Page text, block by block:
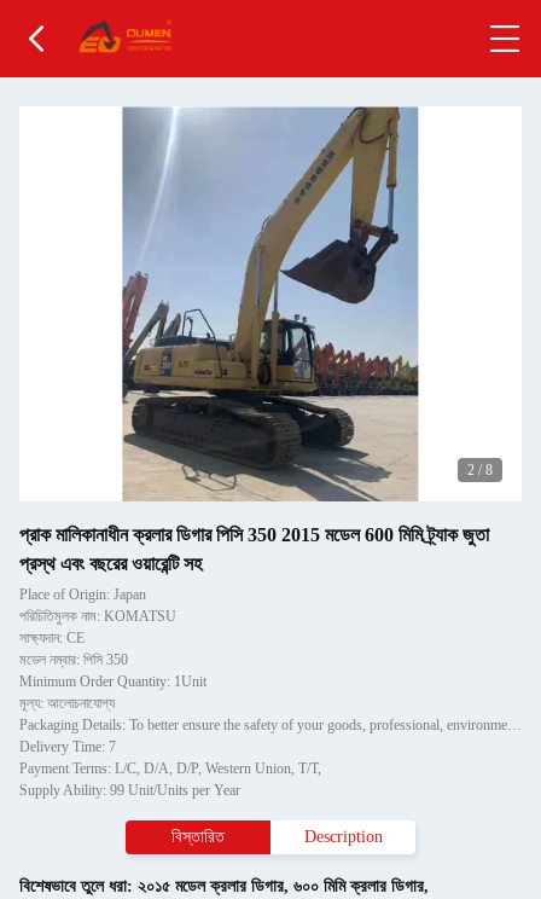
2 / 8
প্রাক মালিকানাধীন ক্রলার ডিগার পিসি 350 2015 মডেল 600 মিমি ট্র্যাক জুতা
প্রস্থ এবং বছরের ওয়ারেন্টি সহ
Place of Origin: Japan
পরিচিতিমুলক নাম: KOMATSU
সাক্ষ্যদান: CE
মডেল নম্বার: পিসি 350
Minimum Order Quantity: 1Unit
মূল্য: আলোচনাযোগ্য
Packaging Details: To better ensure the safety of your goods, professional, environmentally friendly, convenient and efficient packaging services will be provided.
Delivery Time: 7
Payment Terms: L/C, D/A, D/P, Western Union, T/T,
Supply Ability: 99 Unit/Units per Year
বিস্তারিত Description
বিশেষভাবে তুলে ধরা: ২০১৫ মডেল ক্রলার ডিগার, ৬০০ মিমি ক্রলার ডিগার,